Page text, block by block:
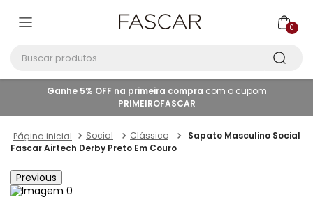
0
Ganhe 5% OFF na primeira compra com o cupom
PRIMEIROFASCAR
Social Clássico
Sapato Masculino Social
Fascar Airtech Derby Preto Em Couro
Previous